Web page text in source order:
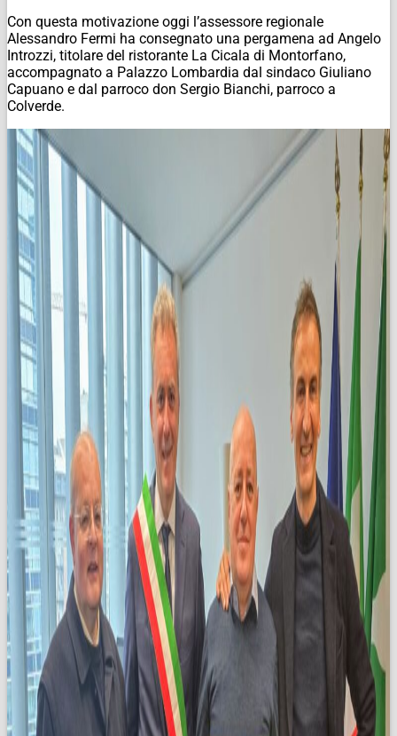
Con questa motivazione oggi l’assessore regionale
Alessandro Fermi ha consegnato una pergamena ad Angelo
Introzzi, titolare del ristorante La Cicala di Montorfano,
accompagnato a Palazzo Lombardia dal sindaco Giuliano
Capuano e dal parroco don Sergio Bianchi, parroco a
Colverde.